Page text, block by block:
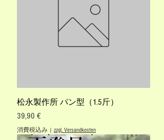
松永製作所 パン型（1.5斤）
価格
39,90 €
消費税込み | zzgl. Versandkosten